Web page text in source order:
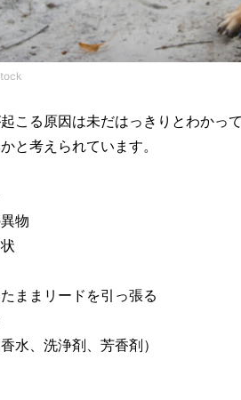
こる原因は未だはっきりとわかっ
と考えられています。
物
ままリードを引っ張る
水、洗浄剤、芳香剤）